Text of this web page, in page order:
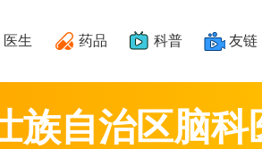
医生 药品 科普 友链
族自治区脑科